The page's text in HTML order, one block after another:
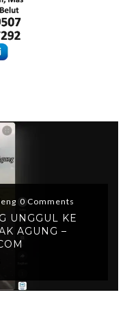
0 Comments
UNGGUL KE
AGUNG –